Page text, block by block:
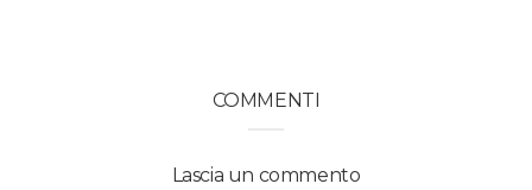
COMMENTI
Lascia un commento